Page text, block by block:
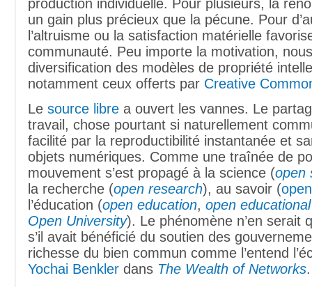
production individuelle. Pour plusieurs, la
un gain plus précieux que la pécune. Pour
l’altruisme ou la satisfaction matérielle
communauté. Peu importe la motivation,
diversification des modèles de propriété
notamment ceux offerts par Creative
Le source libre a ouvert les vannes. Le
travail, chose pourtant si naturellement
facilité par la reproductibilité instantanée et
objets numériques. Comme une traînée de
mouvement s’est propagé à la science (open
la recherche (open research), au savoir (
l’éducation (open education, open
Open University). Le phénomène n’en serait
s’il avait bénéficié du soutien des
richesse du bien commun comme l’entend
Yochai Benkler dans The Wealth of Networks.